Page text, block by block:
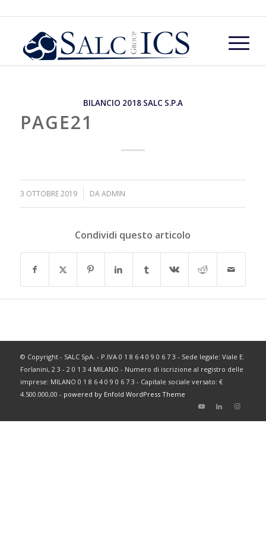
BILANCIO 2018 SALC S.P.A
PAGE21
3 OTTOBRE 2019 DAADMIN
Condividi questo articolo
© Copyright - SALC SpA. - P.IVA 0 1 8 6 4 0 9 0 6 7 3 - Sede legale: Viale E.
Forlanini, 2 3 - 2 0 1 3 4 MILANO - Numero di iscrizione al registro delle
imprese: MILANO 0 1 8 6 4 0 9 0 6 7 3 - Capitale sociale versato: €
4.500.000,00 - powered by Enfold WordPress Theme